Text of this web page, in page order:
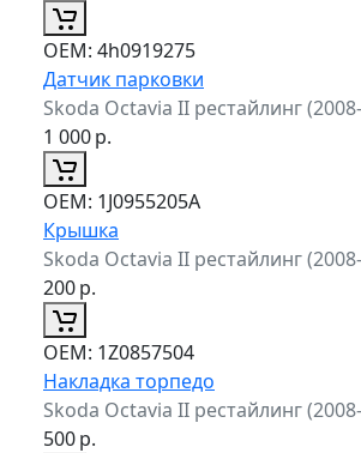
ОЕМ: 4h0919275
Датчик парковки
Skoda Octavia II рестайлинг
1 000р.
ОЕМ: 1J0955205A
Крышка
Skoda Octavia II рестайлинг
200р.
ОЕМ: 1Z0857504
Накладка торпедо
Skoda Octavia II рестайлинг
500р.